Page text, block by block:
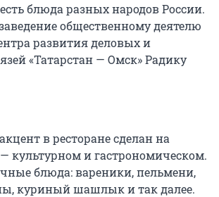
блюда разных народов России.
общественному деятелю
развития деловых и
«Татарстан — Омск» Радику
в ресторане сделан на
культурном и гастрономическом.
блюда: вареники, пельмени,
куриный шашлык и так далее.